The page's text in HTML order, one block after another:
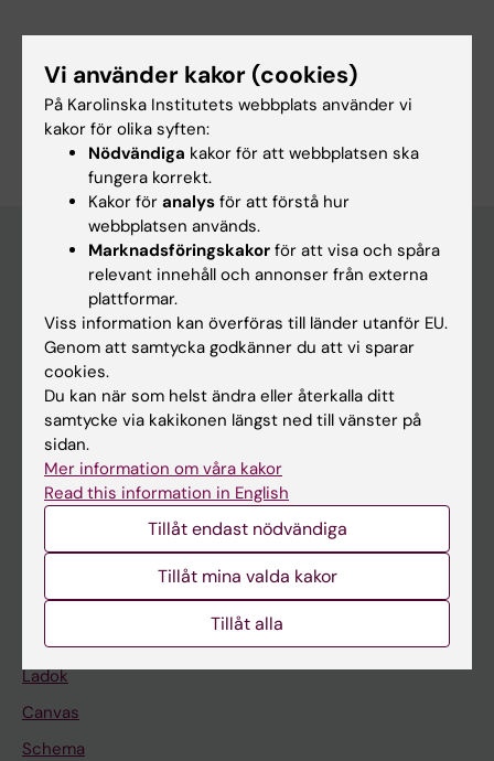
Neurologi
Neurovetenskaper
Är du Susanna Friberg?
Redigera din profil
Huvudmeny
Utbildning
Forskarutbildning
Forskning
Om KI
På gång
Nyheter
Student
Ladok
Canvas
Schema
Vi använder kakor (cookies)
På Karolinska Institutets webbplats använder vi
kakor för olika syften:
Nödvändiga kakor för att webbplatsen ska
fungera korrekt.
Kakor för analys för att förstå hur
webbplatsen används.
Marknadsföringskakor för att visa och spåra
relevant innehåll och annonser från externa
plattformar.
Viss information kan överföras till länder utanför EU.
Genom att samtycka godkänner du att vi sparar
cookies.
Du kan när som helst ändra eller återkalla ditt
samtycke via kakikonen längst ned till vänster på
sidan.
Mer information om våra kakor
Read this information in English
Tillåt endast nödvändiga
Tillåt mina valda kakor
Tillåt alla